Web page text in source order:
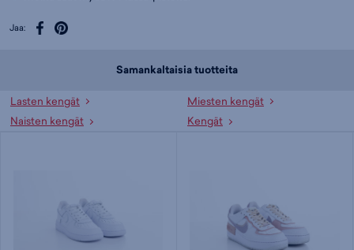
Jaa:
Samankaltaisia tuotteita
Lasten kengät
Miesten kengät
Naisten kengät
Kengät